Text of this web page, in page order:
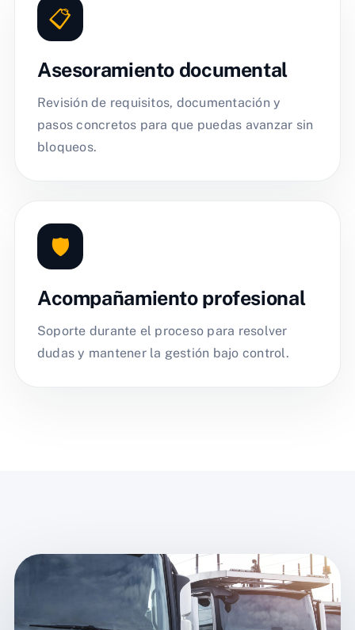
📋
Asesoramiento documental
Revisión de requisitos, documentación y
pasos concretos para que puedas avanzar sin
bloqueos.
🛡️
Acompañamiento profesional
Soporte durante el proceso para resolver
dudas y mantener la gestión bajo control.